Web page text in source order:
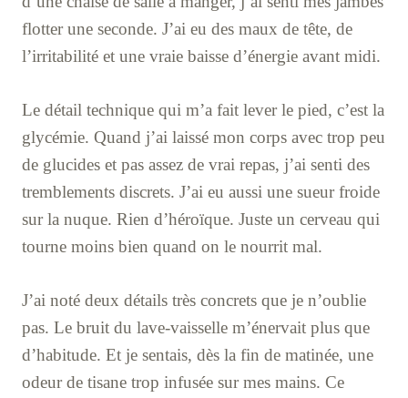
flotter une seconde. J’ai eu des maux de tête, de
l’irritabilité et une vraie baisse d’énergie avant midi.
Le détail technique qui m’a fait lever le pied, c’est la
glycémie. Quand j’ai laissé mon corps avec trop peu
de glucides et pas assez de vrai repas, j’ai senti des
tremblements discrets. J’ai eu aussi une sueur froide
sur la nuque. Rien d’héroïque. Juste un cerveau qui
tourne moins bien quand on le nourrit mal.
J’ai noté deux détails très concrets que je n’oublie
pas. Le bruit du lave-vaisselle m’énervait plus que
d’habitude. Et je sentais, dès la fin de matinée, une
odeur de tisane trop infusée sur mes mains. Ce